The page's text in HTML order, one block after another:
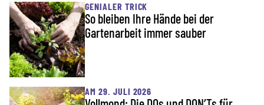
GENIALER TRICK
So bleiben Ihre Hände bei der
Gartenarbeit immer sauber
AM 29. JULI 2026